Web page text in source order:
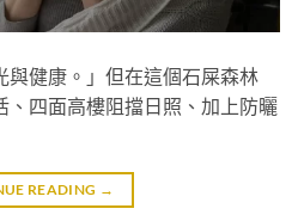
與健康。」但在這個石屎森林
、四面高樓阻擋日照、加上防曬
READING →